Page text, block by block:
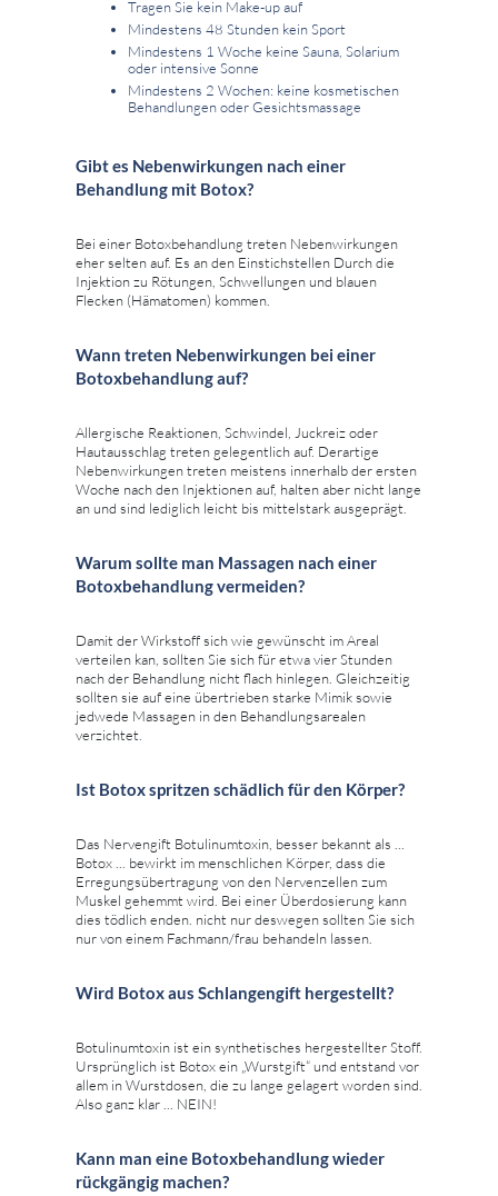
Tragen Sie kein Make-up auf
Mindestens 48 Stunden kein Sport
Mindestens 1 Woche keine Sauna, Solarium
oder intensive Sonne
Mindestens 2 Wochen: keine kosmetischen
Behandlungen oder Gesichtsmassage
Gibt es Nebenwirkungen nach einer
Behandlung mit Botox?
Bei einer Botoxbehandlung treten Nebenwirkungen
eher selten auf. Es an den Einstichstellen Durch die
Injektion zu Rötungen, Schwellungen und blauen
Flecken (Hämatomen) kommen.
Wann treten Nebenwirkungen bei einer
Botoxbehandlung auf?
Allergische Reaktionen, Schwindel, Juckreiz oder
Hautausschlag treten gelegentlich auf. Derartige
Nebenwirkungen treten meistens innerhalb der ersten
Woche nach den Injektionen auf, halten aber nicht lange
an und sind lediglich leicht bis mittelstark ausgeprägt.
Warum sollte man Massagen nach einer
Botoxbehandlung vermeiden?
Damit der Wirkstoff sich wie gewünscht im Areal
verteilen kan, sollten Sie sich für etwa vier Stunden
nach der Behandlung nicht flach hinlegen. Gleichzeitig
sollten sie auf eine übertrieben starke Mimik sowie
jedwede Massagen in den Behandlungsarealen
verzichtet.
Ist Botox spritzen schädlich für den Körper?
Das Nervengift Botulinumtoxin, besser bekannt als ...
Botox ... bewirkt im menschlichen Körper, dass die
Erregungsübertragung von den Nervenzellen zum
Muskel gehemmt wird. Bei einer Überdosierung kann
dies tödlich enden. nicht nur deswegen sollten Sie sich
nur von einem Fachmann/frau behandeln lassen.
Wird Botox aus Schlangengift hergestellt?
Botulinumtoxin ist ein synthetisches hergestellter Stoff.
Ursprünglich ist Botox ein „Wurstgift“ und entstand vor
allem in Wurstdosen, die zu lange gelagert worden sind.
Also ganz klar ... NEIN!
Kann man eine Botoxbehandlung wieder
rückgängig machen?